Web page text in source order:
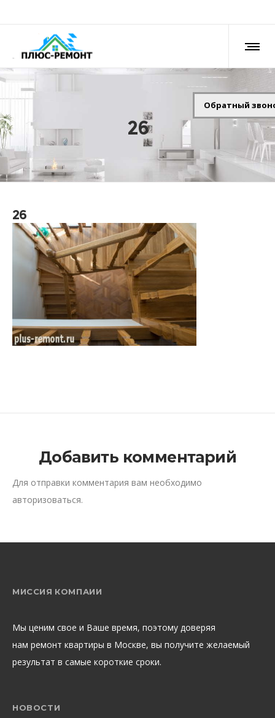
26
26
Добавить комментарий
Для отправки комментария вам необходимо
авторизоваться.
МИССИЯ КОМПАИИ
Мы ценим свое и Ваше время, поэтому доверяя
нам ремонт квартиры в Москве, вы получите желаемый
результат в самые короткие сроки.
НОВОСТИ
Обратный